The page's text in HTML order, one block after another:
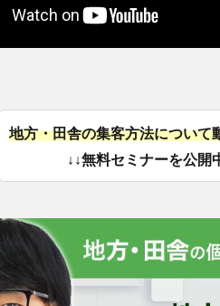
地方・田舎の集客方法について
↓↓無料セミナーを公開